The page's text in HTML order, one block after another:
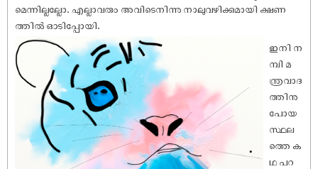
മെന്നില്ലല്ലോ. എല്ലാവരും അവിടെനിന്നു നാലുവഴിക്കുമായി ക്ഷണ
ത്തിൽ ഓടിപ്പോയി.
ഇനി ന
മ്പി മ
ന്ത്രവാദ
ത്തിനു
പോയ
സ്ഥല
ത്തെ ക
ഥ പറ